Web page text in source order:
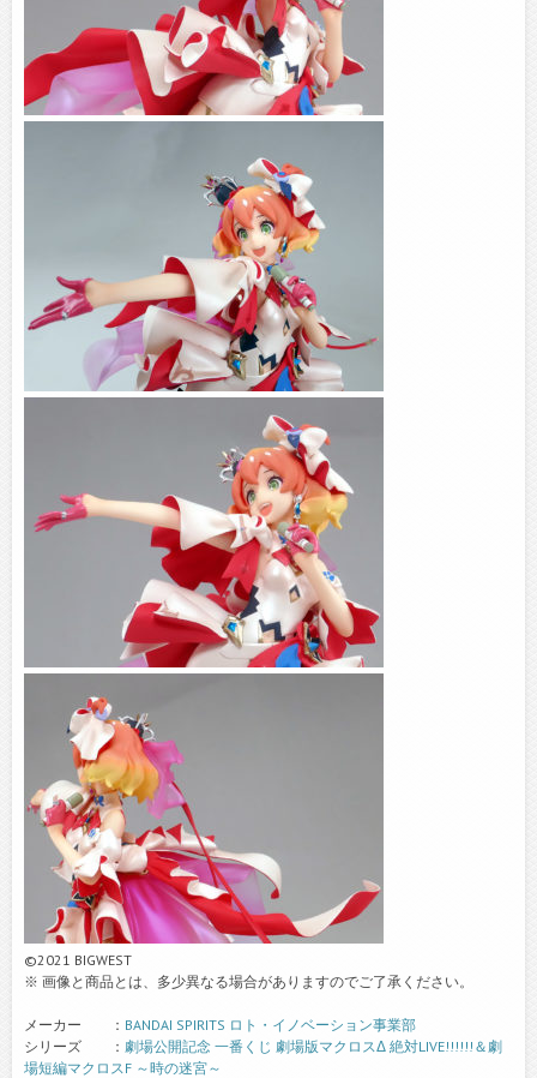
©2021 BIGWEST
※ 画像と商品とは、多少異なる場合がありますのでご了承ください。
メーカー ： BANDAI SPIRITS ロト・イノベーション事業部
シリーズ ： 劇場公開記念 一番くじ 劇場版マクロスΔ 絶対LIVE!!!!!!＆劇
場短編マクロスF ～時の迷宮～